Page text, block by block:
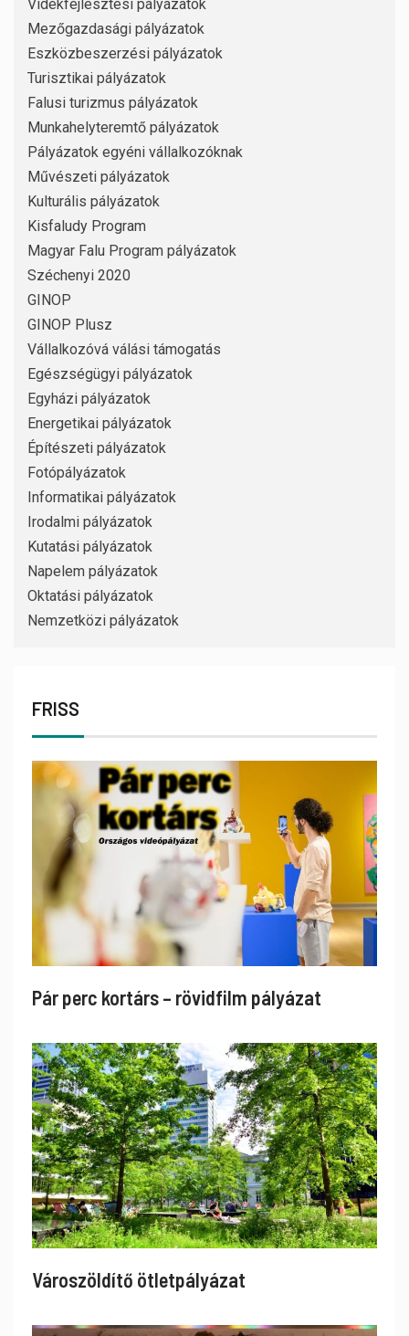
Vidékfejlesztési pályázatok
Mezőgazdasági pályázatok
Eszközbeszerzési pályázatok
Turisztikai pályázatok
Falusi turizmus pályázatok
Munkahelyteremtő pályázatok
Pályázatok egyéni vállalkozóknak
Művészeti pályázatok
Kulturális pályázatok
Kisfaludy Program
Magyar Falu Program pályázatok
Széchenyi 2020
GINOP
GINOP Plusz
Vállalkozóvá válási támogatás
Egészségügyi pályázatok
Egyházi pályázatok
Energetikai pályázatok
Építészeti pályázatok
Fotópályázatok
Informatikai pályázatok
Irodalmi pályázatok
Kutatási pályázatok
Napelem pályázatok
Oktatási pályázatok
Nemzetközi pályázatok
FRISS
Pár perc kortárs – rövidfilm pályázat
Városzöldítő ötletpályázat